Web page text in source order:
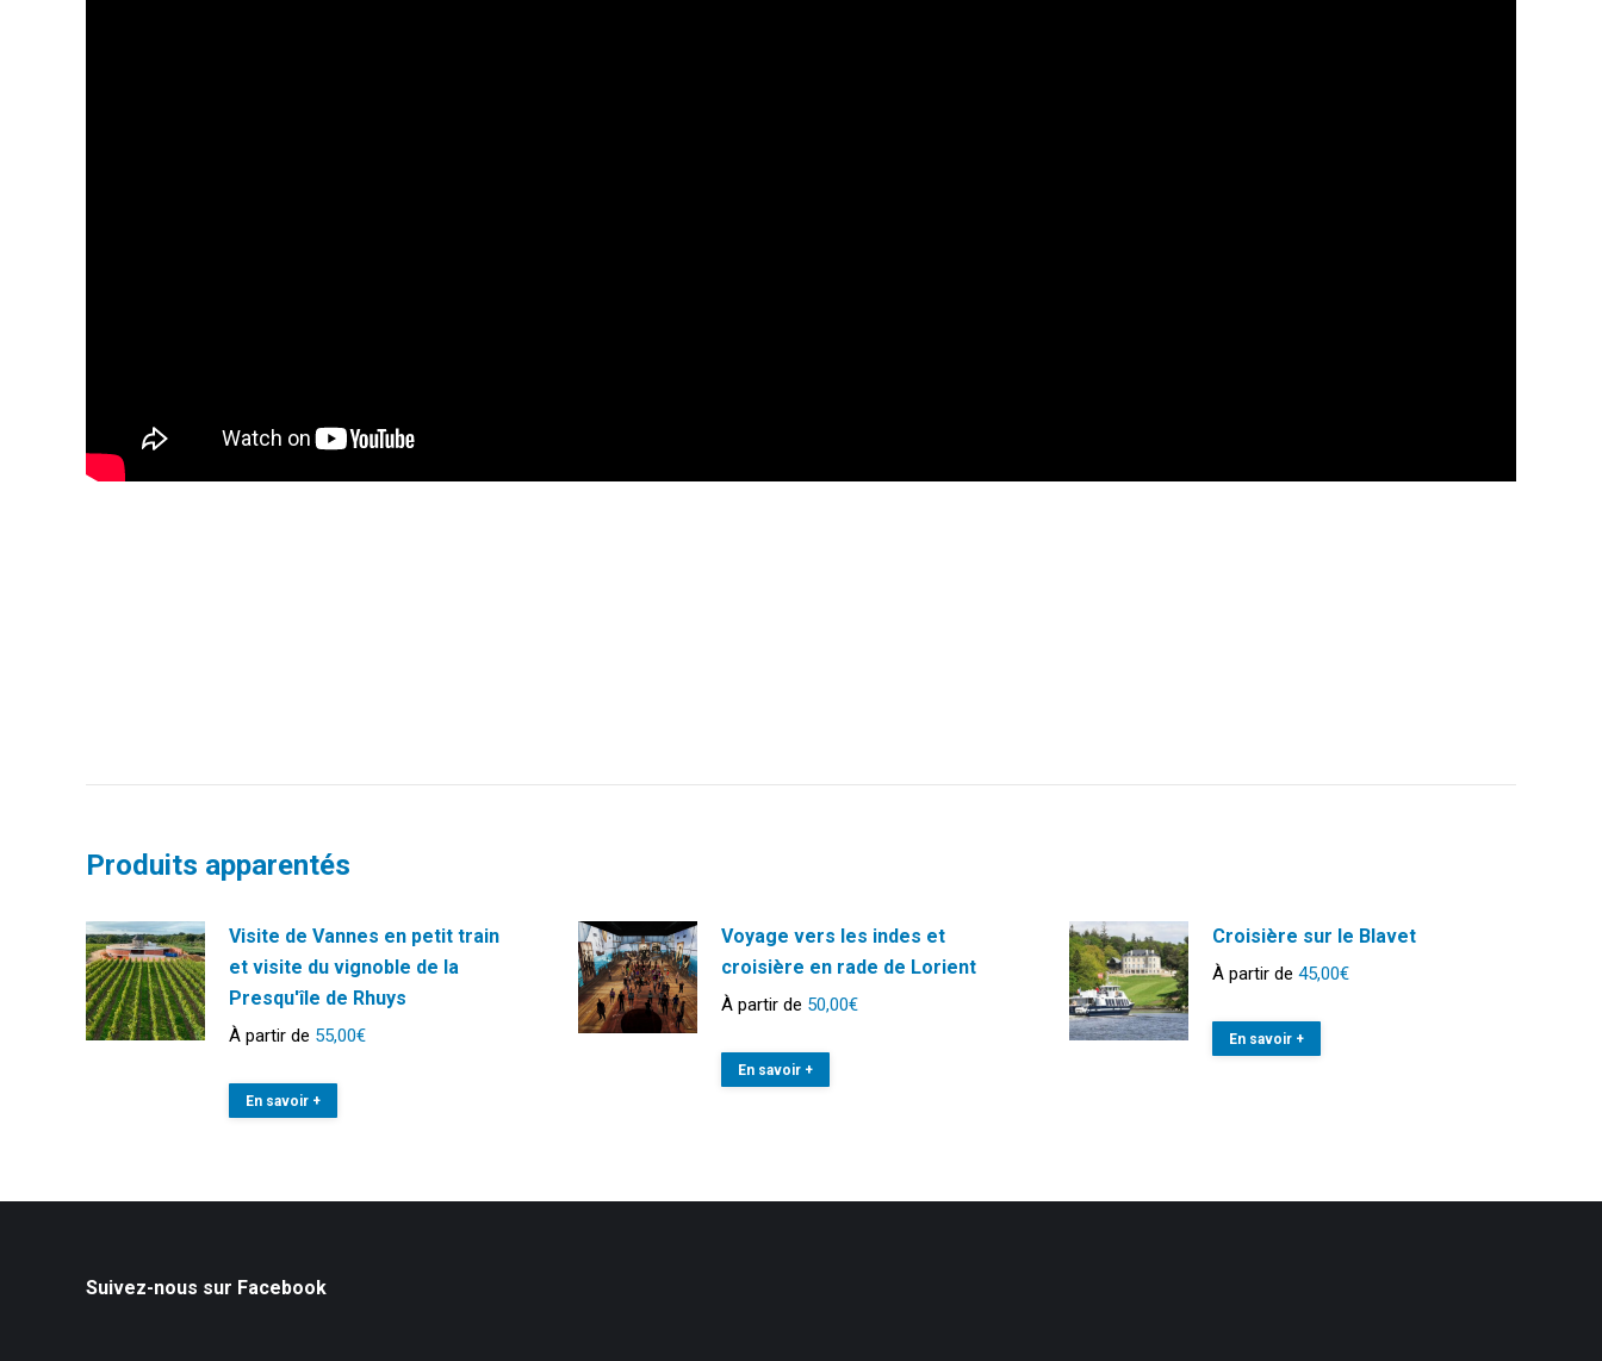
Produits apparentés
Visite de Vannes en petit train
et visite du vignoble de la
Presqu'île de Rhuys
À partir de 55,00€
En savoir +
Voyage vers les indes et
croisière en rade de Lorient
À partir de 50,00€
En savoir +
Croisière sur le Blavet
À partir de 45,00€
En savoir +
Suivez-nous sur Facebook